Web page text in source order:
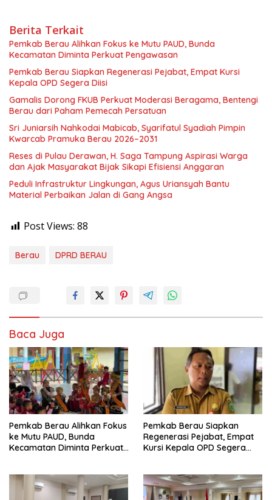
Berita Terkait
Pemkab Berau Alihkan Fokus ke Mutu PAUD, Bunda
Kecamatan Diminta Perkuat Pengawasan
Pemkab Berau Siapkan Regenerasi Pejabat, Empat Kursi
Kepala OPD Segera Diisi
Gamalis Dorong FKUB Perkuat Moderasi Beragama, Bentengi
Berau dari Paham Pemecah Persatuan
Sri Juniarsih Nahkodai Mabicab, Syarifatul Syadiah Pimpin
Kwarcab Pramuka Berau 2026–2031
Reses di Pulau Derawan, H. Saga Tampung Aspirasi Warga
dan Ajak Masyarakat Bijak Sikapi Efisiensi Anggaran
Peduli Infrastruktur Lingkungan, Agus Uriansyah Bantu
Material Perbaikan Jalan di Gang Angsa
Post Views: 88
Berau DPRD BERAU
Baca Juga
Pemkab Berau Alihkan Fokus
ke Mutu PAUD, Bunda
Kecamatan Diminta Perkuat
Pemkab Berau Siapkan
Regenerasi Pejabat, Empat
Kursi Kepala OPD Segera